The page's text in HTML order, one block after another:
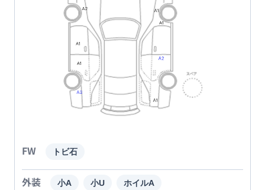
FW トビ石
外装 小A 小U ホイルA